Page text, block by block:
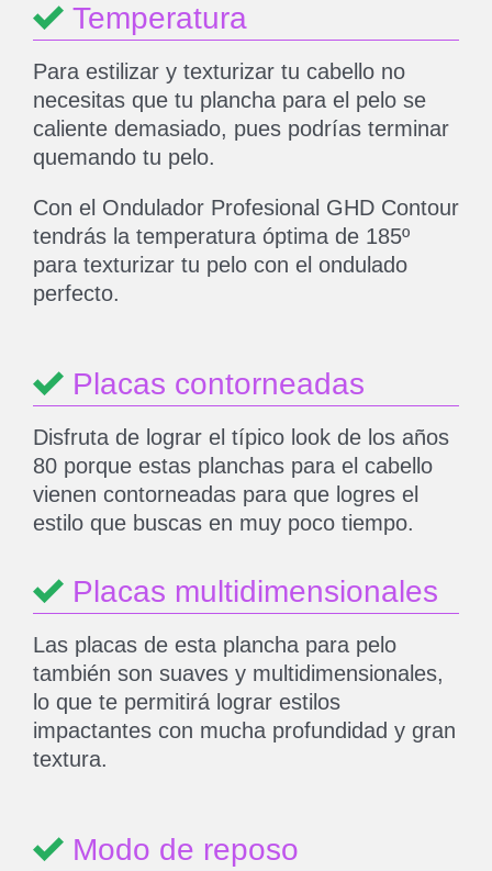
Temperatura
Para estilizar y texturizar tu cabello no
necesitas que tu plancha para el pelo se
caliente demasiado, pues podrías terminar
quemando tu pelo.
Con el Ondulador Profesional GHD Contour
tendrás la temperatura óptima de 185º
para texturizar tu pelo con el ondulado
perfecto.
Placas contorneadas
Disfruta de lograr el típico look de los años
80 porque estas planchas para el cabello
vienen contorneadas para que logres el
estilo que buscas en muy poco tiempo.
Placas multidimensionales
Las placas de esta plancha para pelo
también son suaves y multidimensionales,
lo que te permitirá lograr estilos
impactantes con mucha profundidad y gran
textura.
Modo de reposo